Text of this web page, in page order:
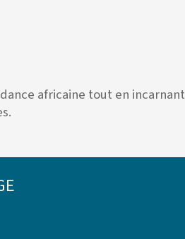
africaine tout en